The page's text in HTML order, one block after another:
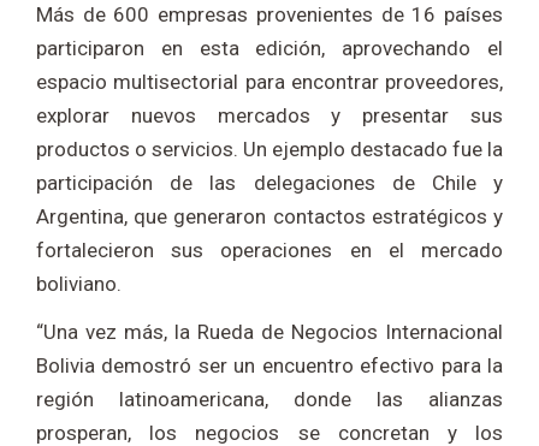
Más de 600 empresas provenientes de 16 países
participaron en esta edición, aprovechando el
espacio multisectorial para encontrar proveedores,
explorar nuevos mercados y presentar sus
productos o servicios. Un ejemplo destacado fue la
participación de las delegaciones de Chile y
Argentina, que generaron contactos estratégicos y
fortalecieron sus operaciones en el mercado
boliviano.
“Una vez más, la Rueda de Negocios Internacional
Bolivia demostró ser un encuentro efectivo para la
región latinoamericana, donde las alianzas
prosperan, los negocios se concretan y los